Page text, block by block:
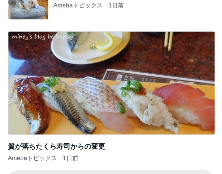
Amebaトピックス 1日前
質が落ちたくら寿司からの変更
Amebaトピックス 1日前